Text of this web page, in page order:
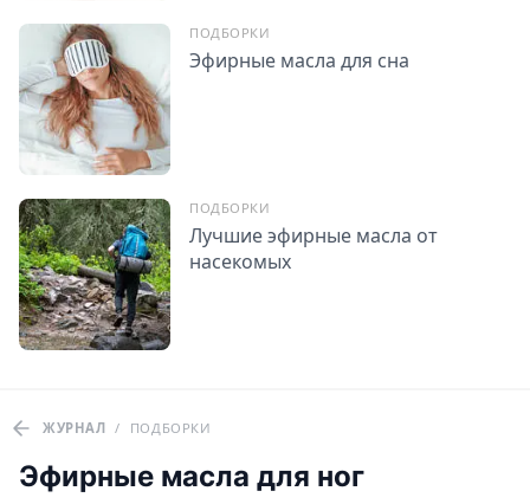
ПОДБОРКИ
Эфирные масла для сна
ПОДБОРКИ
Лучшие эфирные масла от
насекомых
ЖУРНАЛ / ПОДБОРКИ
Эфирные масла для ног